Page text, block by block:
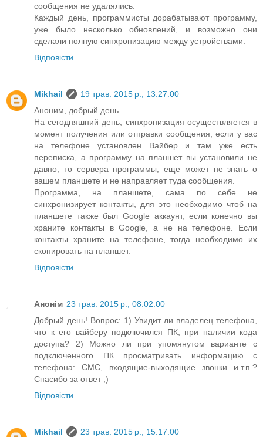
сообщения не удалялись.
Каждый день, программисты дорабатывают программу,
уже было несколько обновлений, и возможно они
сделали полную синхронизацию между устройствами.
Відповісти
Mikhail
19 трав. 2015 р., 13:27:00
Аноним, добрый день.
На сегодняшний день, синхронизация осуществляется в
момент получения или отправки сообщения, если у вас
на телефоне установлен Вайбер и там уже есть
переписка, а программу на планшет вы установили не
давно, то сервера программы, еще может не знать о
вашем планшете и не направляет туда сообщения.
Программа, на планшете, сама по себе не
синхронизирует контакты, для это необходимо чтоб на
планшете также был Google аккаунт, если конечно вы
храните контакты в Google, а не на телефоне. Если
контакты храните на телефоне, тогда необходимо их
скопировать на планшет.
Відповісти
Анонім 23 трав. 2015 р., 08:02:00
Добрый день! Вопрос: 1) Увидит ли владелец телефона,
что к его вайберу подключился ПК, при наличии кода
доступа? 2) Можно ли при упомянутом варианте с
подключенного ПК просматривать информацию с
телефона: СМС, входящие-выходящие звонки и.т.п.?
Спасибо за ответ ;)
Відповісти
Mikhail
23 трав. 2015 р., 15:17:00